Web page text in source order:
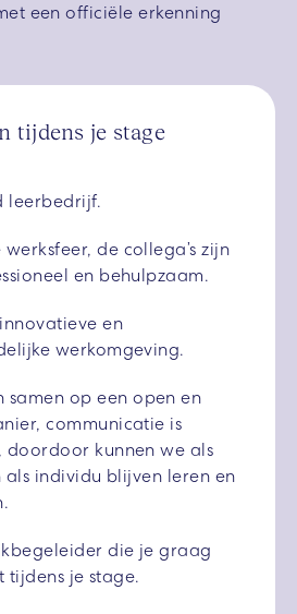
een officiële erkenning
tijdens je stage
leerbedrijf.
werksfeer, de collega’s zijn
en behulpzaam.
en
werkomgeving.
samen op een open en
communicatie is
doordoor kunnen we als
individu blijven leren en
die je graag
tijdens je stage.